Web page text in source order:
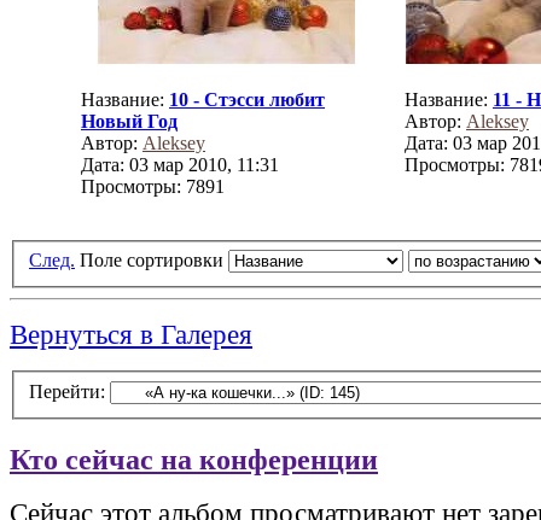
Название: 10 - Стэсси любит
Новый Год
Автор: Aleksey
Дата: 03 мар 2010, 11:31
Просмотры: 7891
Название: 11 -
Автор: Aleksey
Дата: 03 мар
Просмотры:
След. Поле сортировки
Вернуться в Галерея
Перейти:
Кто сейчас на конференции
Сейчас этот альбом просматривают нет